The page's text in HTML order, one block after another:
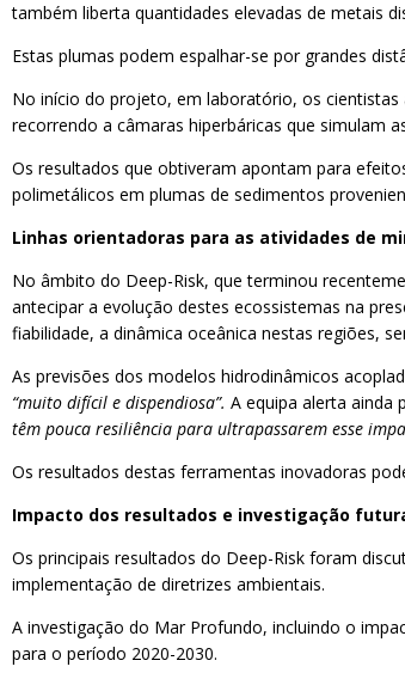
também liberta quantidades elevadas de metais
Estas plumas podem espalhar-se por grandes
No início do projeto, em laboratório, os
recorrendo a câmaras hiperbáricas que simulam
Os resultados que obtiveram apontam para
polimetálicos em plumas de sedimentos
Linhas orientadoras para as atividades de
No âmbito do Deep-Risk, que terminou
antecipar a evolução destes ecossistemas na
fiabilidade, a dinâmica oceânica nestas regiões,
As previsões dos modelos hidrodinâmicos
“muito difícil e dispendiosa”. A equipa alerta ainda
têm pouca resiliência para ultrapassarem esse
Os resultados destas ferramentas inovadoras
Impacto dos resultados e investigação
Os principais resultados do Deep-Risk foram
implementação de diretrizes ambientais.
A investigação do Mar Profundo, incluindo o
para o período 2020-2030.